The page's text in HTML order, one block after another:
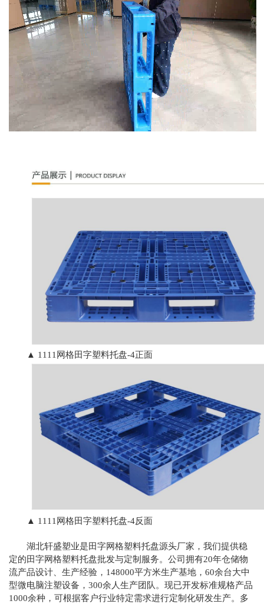
▲ 1111网格田字塑料托盘-4正面
▲ 1111网格田字塑料托盘-4反面
湖北轩盛塑业是田字网格塑料托盘源头厂家，我们提供稳
定的田字网格塑料托盘批发与定制服务。公司拥有20年仓储物
流产品设计、生产经验，148000平方米生产基地，60余台大中
型微电脑注塑设备，300余人生产团队。现已开发标准规格产品
1000余种，可根据客户行业特定需求进行定制化研发生产。多